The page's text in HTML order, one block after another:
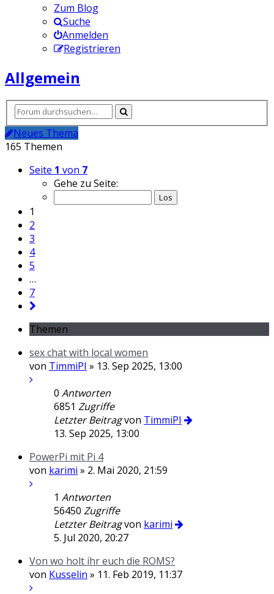
Zum Blog
Suche
Anmelden
Registrieren
Allgemein
Neues Thema
165 Themen
Seite 1 von 7
Gehe zu Seite:
1
2
3
4
5
…
7
Themen
sex chat with local women
von TimmiPI » 13. Sep 2025, 13:00
0 Antworten
6851 Zugriffe
Letzter Beitragvon TimmiPI
13. Sep 2025, 13:00
PowerPi mit Pi 4
von karimi » 2. Mai 2020, 21:59
1 Antworten
56450 Zugriffe
Letzter Beitragvon karimi
5. Jul 2020, 20:27
Von wo holt ihr euch die ROMS?
von Kusselin » 11. Feb 2019, 11:37